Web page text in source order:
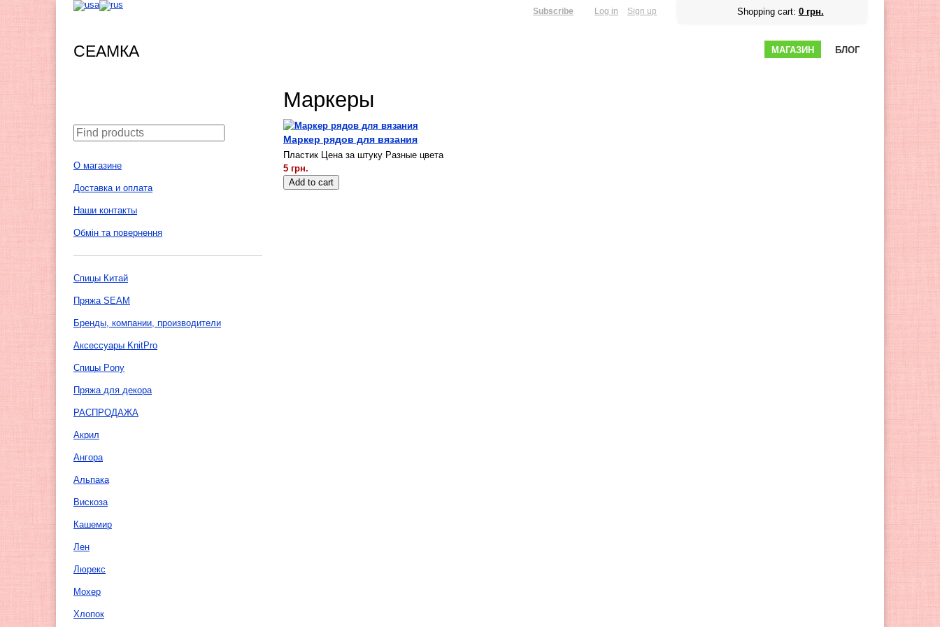
Shopping cart: 0 грн.
Log in Sign up
Subscribe
СЕАМКА МАГАЗИН БЛОГ
О магазине
Доставка и оплата
Наши контакты
Обмін та повернення
Спицы Китай
Пряжа SEAM
Бренды, компании, производители
Аксессуары KnitPro
Спицы Pony
Пряжа для декора
РАСПРОДАЖА
Акрил
Ангора
Альпака
Вискоза
Кашемир
Лен
Люрекс
Мохер
Хлопок
Маркеры
Маркер рядов для вязания
Пластик Цена за штуку Разные цвета
5 грн.